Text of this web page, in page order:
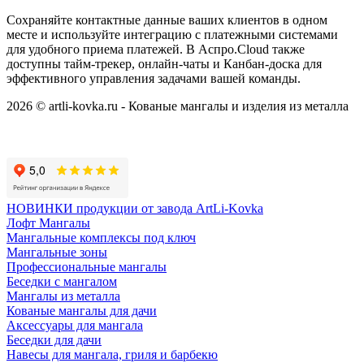
Сохраняйте контактные данные ваших клиентов в одном
месте и используйте интеграцию с платежными системами
для удобного приема платежей. В Аспро.Cloud также
доступны тайм-трекер, онлайн-чаты и Канбан-доска для
эффективного управления задачами вашей команды.
2026 © artli-kovka.ru - Кованые мангалы и изделия из металла
НОВИНКИ продукции от завода ArtLi-Kovka
Лофт Мангалы
Мангальные комплексы под ключ
Мангальные зоны
Профессиональные мангалы
Беседки с мангалом
Мангалы из металла
Кованые мангалы для дачи
Аксессуары для мангала
Беседки для дачи
Навесы для мангала, гриля и барбекю